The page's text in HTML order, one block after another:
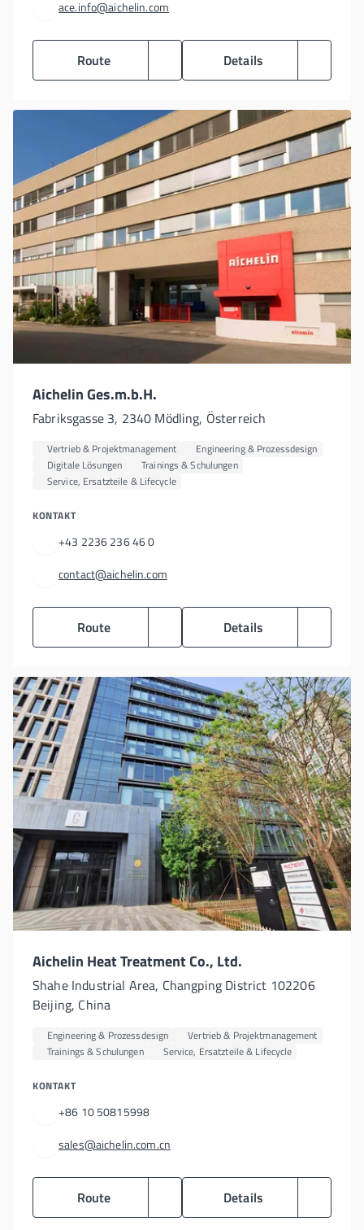
ace.info@aichelin.com
Route Details
Aichelin Ges.m.b.H.
Fabriksgasse 3, 2340 Mödling, Österreich
Vertrieb & Projektmanagement
Engineering & Prozessdesign
Digitale Lösungen
Trainings & Schulungen
Service, Ersatzteile & Lifecycle
KONTAKT
+43 2236 236 46 0
contact@aichelin.com
Route Details
Aichelin Heat Treatment Co., Ltd.
Shahe Industrial Area, Changping District 102206
Beijing, China
Engineering & Prozessdesign
Vertrieb & Projektmanagement
Trainings & Schulungen
Service, Ersatzteile & Lifecycle
KONTAKT
+86 10 50815998
sales@aichelin.com.cn
Route Details